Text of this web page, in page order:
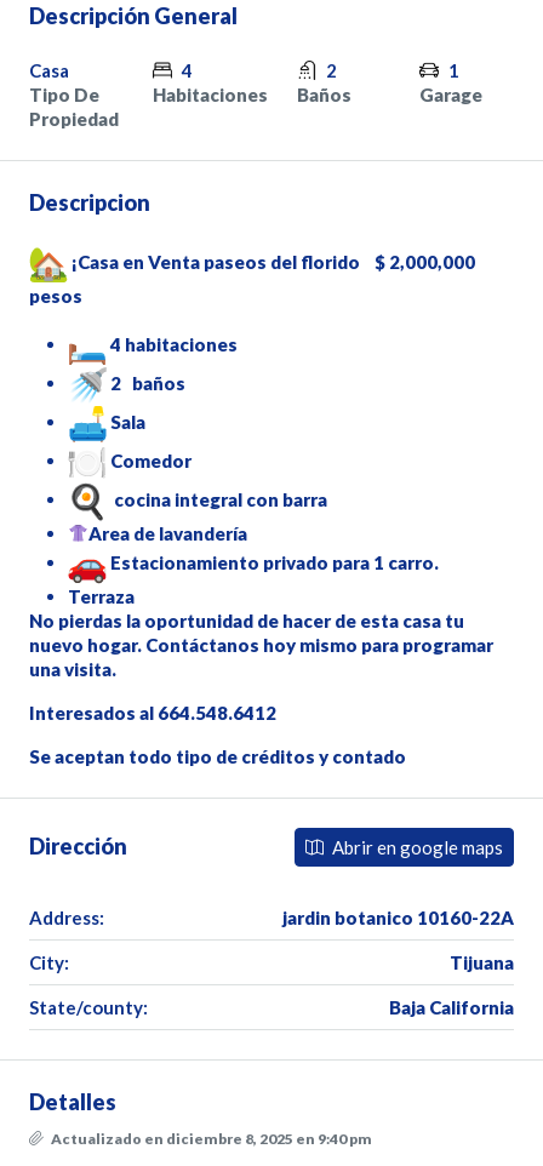
Descripción General
Casa
Tipo De
Propiedad
4
Habitaciones
2
Baños
1
Garage
Descripcion
¡Casa en Venta paseos del florido $ 2,000,000
pesos
4 habitaciones
2 baños
Sala
Comedor
cocina integral con barra
Area de lavandería
Estacionamiento privado para 1 carro.
Terraza
No pierdas la oportunidad de hacer de esta casa tu
nuevo hogar. Contáctanos hoy mismo para programar
una visita.
Interesados al 664.548.6412
Se aceptan todo tipo de créditos y contado
Dirección Abrir en google maps
Address: jardin botanico 10160-22A
City: Tijuana
State/county: Baja California
Detalles
Actualizado en diciembre 8, 2025 en 9:40 pm